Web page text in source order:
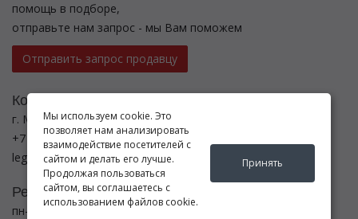
помощь в подборе,
отправьте нам запрос - мы Вам поможем
Отправить запрос продавцу
Контакты
г. Москва ул. Новоостаповская ул., 5, с.6
+7 (495) 782-5440
legenda-avto24@yandex.ru
Режим работы
пн-вс с 8:00 до 21:00
Мы используем cookie. Это
позволяет нам анализировать
взаимодействие посетителей с
сайтом и делать его лучше.
Продолжая пользоваться
сайтом, вы соглашаетесь с
использованием файлов cookie.
Принять